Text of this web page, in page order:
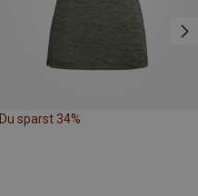
Du sparst 34%